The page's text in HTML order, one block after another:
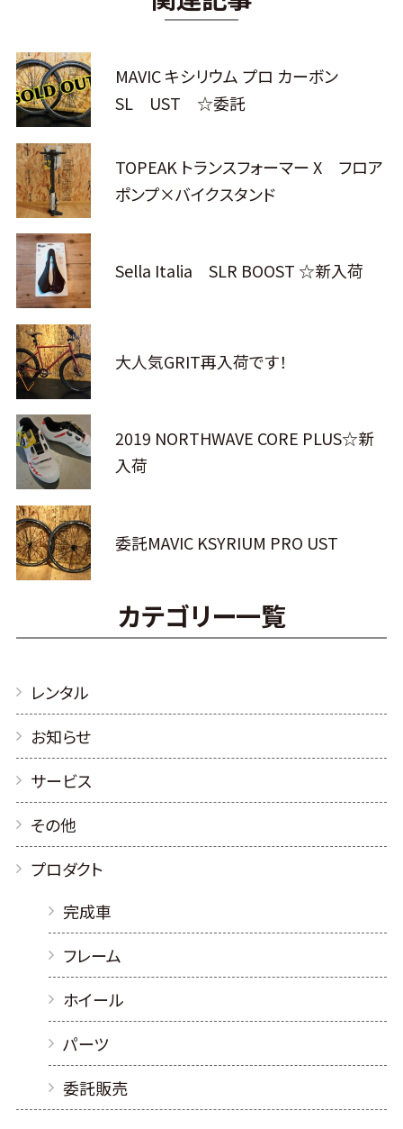
MAVIC キシリウム プロ カーボン
SL UST ☆委託
TOPEAK トランスフォーマー X フロア
ポンプ×バイクスタンド
Sella Italia SLR BOOST ☆新入荷
大人気GRIT再入荷です！
2019 NORTHWAVE CORE PLUS☆新
入荷
委託MAVIC KSYRIUM PRO UST
カテゴリー一覧
レンタル
お知らせ
サービス
その他
プロダクト
完成車
フレーム
ホイール
パーツ
委託販売